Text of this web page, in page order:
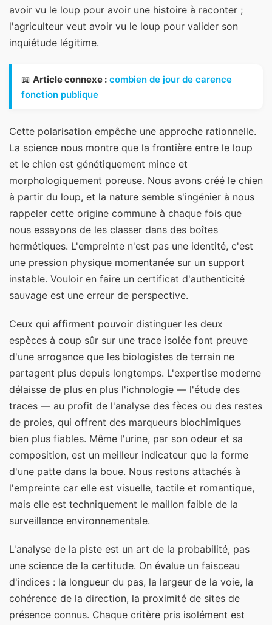
avoir vu le loup pour avoir une histoire à raconter ;
l'agriculteur veut avoir vu le loup pour valider son
inquiétude légitime.
📖 Article connexe : combien de jour de carence
fonction publique
Cette polarisation empêche une approche rationnelle.
La science nous montre que la frontière entre le loup
et le chien est génétiquement mince et
morphologiquement poreuse. Nous avons créé le chien
à partir du loup, et la nature semble s'ingénier à nous
rappeler cette origine commune à chaque fois que
nous essayons de les classer dans des boîtes
hermétiques. L'empreinte n'est pas une identité, c'est
une pression physique momentanée sur un support
instable. Vouloir en faire un certificat d'authenticité
sauvage est une erreur de perspective.
Ceux qui affirment pouvoir distinguer les deux
espèces à coup sûr sur une trace isolée font preuve
d'une arrogance que les biologistes de terrain ne
partagent plus depuis longtemps. L'expertise moderne
délaisse de plus en plus l'ichnologie — l'étude des
traces — au profit de l'analyse des fèces ou des restes
de proies, qui offrent des marqueurs biochimiques
bien plus fiables. Même l'urine, par son odeur et sa
composition, est un meilleur indicateur que la forme
d'une patte dans la boue. Nous restons attachés à
l'empreinte car elle est visuelle, tactile et romantique,
mais elle est techniquement le maillon faible de la
surveillance environnementale.
L'analyse de la piste est un art de la probabilité, pas
une science de la certitude. On évalue un faisceau
d'indices : la longueur du pas, la largeur de la voie, la
cohérence de la direction, la proximité de sites de
présence connus. Chaque critère pris isolément est